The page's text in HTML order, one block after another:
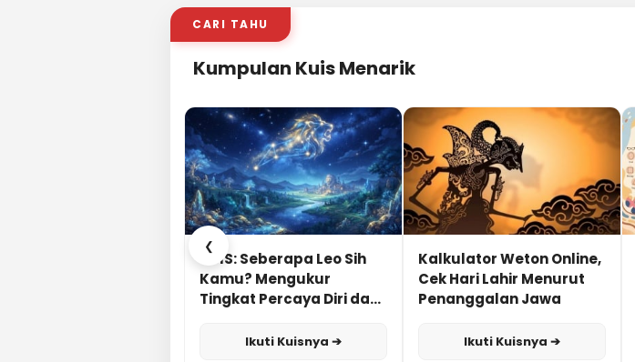
CARI TAHU
Kumpulan Kuis Menarik
❮
KUIS: Seberapa Leo Sih
Kamu? Mengukur
Tingkat Percaya Diri dan
Ikuti Kuisnya ➔
Kalkulator Weton Online,
Cek Hari Lahir Menurut
Penanggalan Jawa
Ikuti Kuisnya ➔